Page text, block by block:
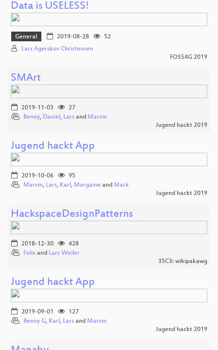
Data is USELESS!
General 2019-08-28
52
Lars Agerskov Christensen
FOSS4G 2019
SMArt
2019-11-03
27
Benny, Daniel , Lars and Marvin
Jugend hackt 2019
Jugend hackt App
2019-10-06
95
Marvin, Lars, Karl , Morgaine and Mark
Jugend hackt 2019
HackspaceDesignPatterns
2018-12-30
428
Felix and Lars Weiler
35C3: wikipakawg
Jugend hackt App
2019-09-01
127
Benny G, Karl , Lars and Marvin
Jugend hackt 2019